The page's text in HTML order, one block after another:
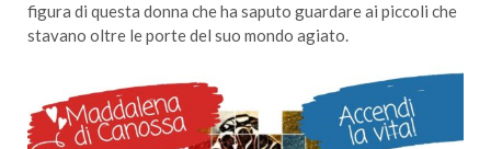
figura di questa donna che ha saputo guardare ai piccoli che
stavano oltre le porte del suo mondo agiato.